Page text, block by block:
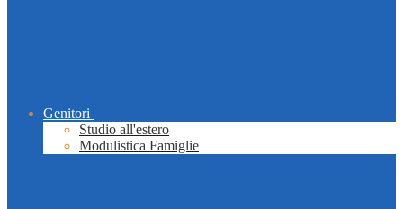
Genitori
Studio all'estero
Modulistica Famiglie